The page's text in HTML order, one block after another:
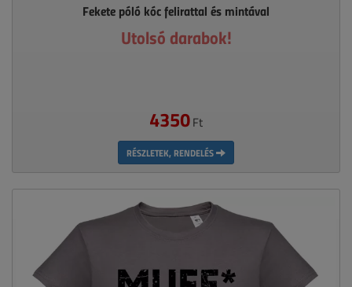
Fekete póló kóc felirattal és mintával
Utolsó darabok!
4350Ft
RÉSZLETEK, RENDELÉS